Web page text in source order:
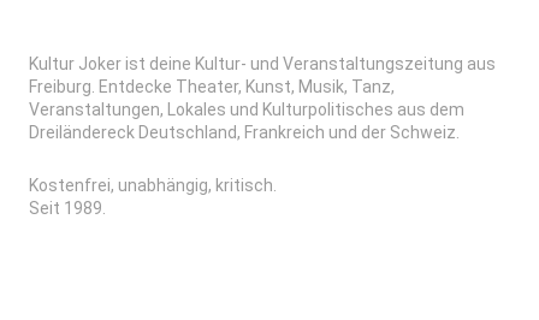
Kultur Joker ist deine Kultur- und Veranstaltungszeitung aus
Freiburg. Entdecke Theater, Kunst, Musik, Tanz,
Veranstaltungen, Lokales und Kulturpolitisches aus dem
Dreiländereck Deutschland, Frankreich und der Schweiz.
Kostenfrei, unabhängig, kritisch.
Seit 1989.